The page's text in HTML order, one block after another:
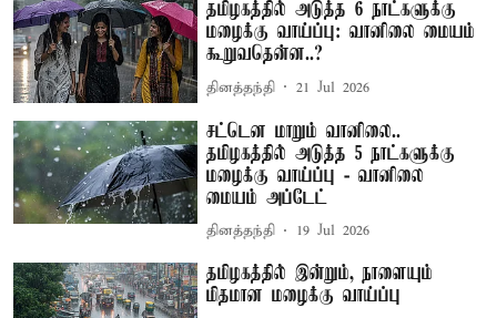
தமிழகத்தில் அடுத்த 6 நாட்களுக்கு
மழைக்கு வாய்ப்பு: வானிலை மையம்
கூறுவதென்ன..?
தினத்தந்தி 21 Jul 2026
சட்டென மாறும் வானிலை..
தமிழகத்தில் அடுத்த 5 நாட்களுக்கு
மழைக்கு வாய்ப்பு - வானிலை
மையம் அப்டேட்
தினத்தந்தி 19 Jul 2026
தமிழகத்தில் இன்றும், நாளையும்
மிதமான மழைக்கு வாய்ப்பு